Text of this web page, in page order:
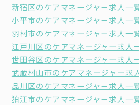
新宿区のケアマネージャー求人一
小平市のケアマネージャー求人一
羽村市のケアマネージャー求人一
江戸川区のケアマネージャー求人
世田谷区のケアマネージャー求人
武蔵村山市のケアマネージャー求
品川区のケアマネージャー求人一
狛江市のケアマネージャー求人一